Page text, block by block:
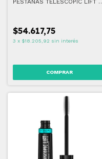
PESTAÑAS TELESCOPIC LIFT -
$54.617,75
3 x $18.205,92 sin interés
COMPRAR